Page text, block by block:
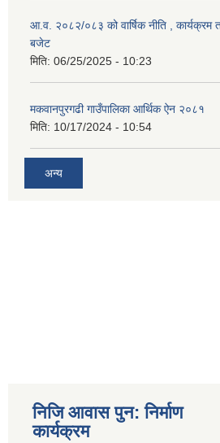
आ.व. २०८२/०८३ को वार्षिक नीति , कार्यक्रम
बजेट
मिति: 06/25/2025 - 10:23
मकवानपुरगढी गाउँपालिका आर्थिक ‌‌‌ऐन २०८१
मिति: 10/17/2024 - 10:54
अन्य
निजि आवास पुन: निर्माण
कार्यक्रम